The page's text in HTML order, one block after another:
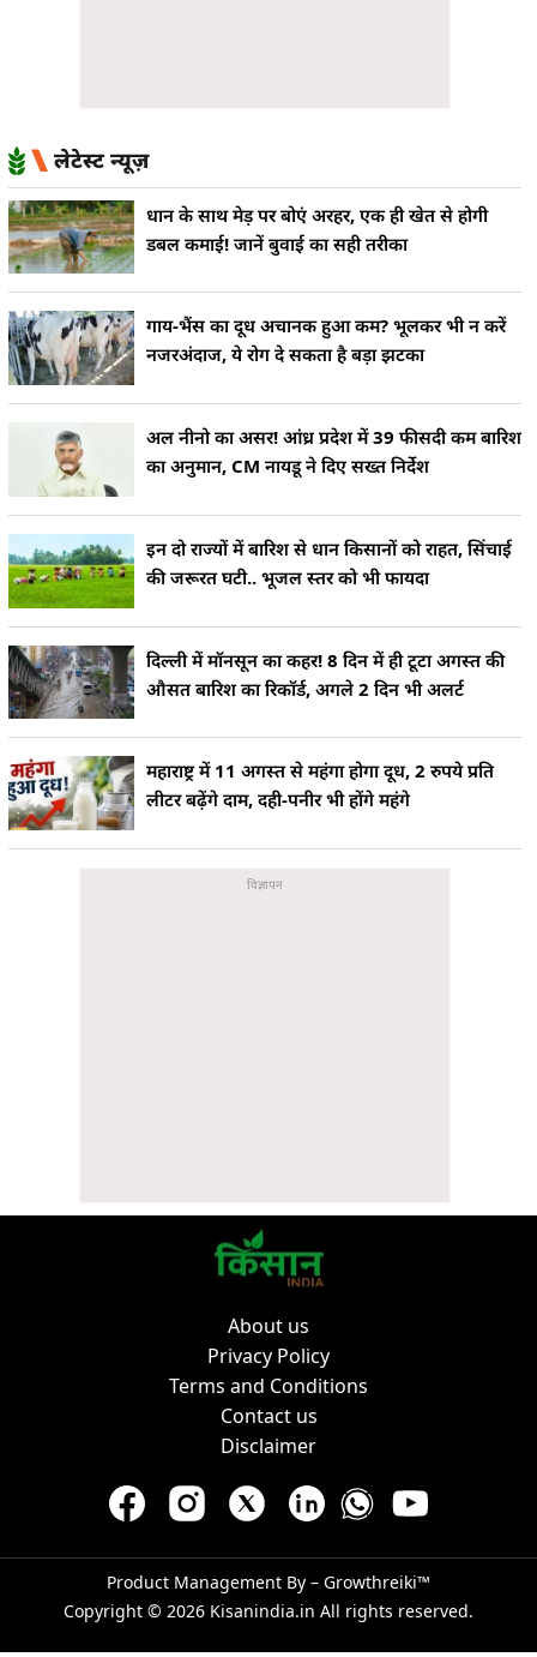
लेटेस्ट न्यूज़
धान के साथ मेड़ पर बोएं अरहर, एक ही खेत से होगी
डबल कमाई! जानें बुवाई का सही तरीका
गाय-भैंस का दूध अचानक हुआ कम? भूलकर भी न करें
नजरअंदाज, ये रोग दे सकता है बड़ा झटका
अल नीनो का असर! आंध्र प्रदेश में 39 फीसदी कम बारिश
का अनुमान, CM नायडू ने दिए सख्त निर्देश
इन दो राज्यों में बारिश से धान किसानों को राहत, सिंचाई
की जरूरत घटी.. भूजल स्तर को भी फायदा
दिल्ली में मॉनसून का कहर! 8 दिन में ही टूटा अगस्त की
औसत बारिश का रिकॉर्ड, अगले 2 दिन भी अलर्ट
महाराष्ट्र में 11 अगस्त से महंगा होगा दूध, 2 रुपये प्रति
लीटर बढ़ेंगे दाम, दही-पनीर भी होंगे महंगे
About us
Privacy Policy
Terms and Conditions
Contact us
Disclaimer
Product Management By – Growthreiki™
Copyright © 2026 Kisanindia.in All rights reserved.